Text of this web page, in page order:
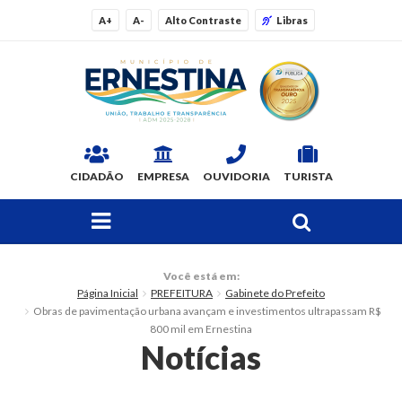
A+ A- Alto Contraste Libras
CIDADÃO EMPRESA OUVIDORIA TURISTA
Dados Gerais
Você está em:
Página Inicial
PREFEITURA
Gabinete do Prefeito
Obras de pavimentação urbana avançam e investimentos ultrapassam R$
800 mil em Ernestina
Notícias